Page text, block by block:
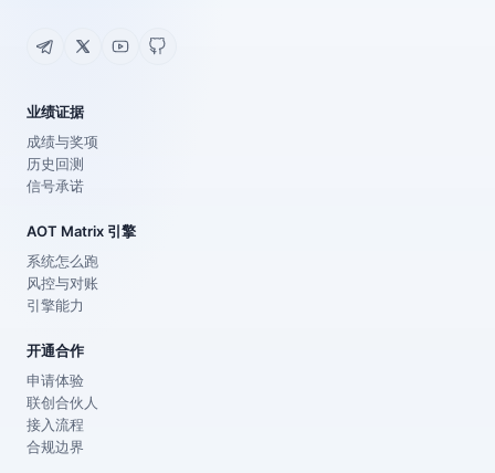
业绩证据
成绩与奖项
历史回测
信号承诺
AOT Matrix 引擎
系统怎么跑
风控与对账
引擎能力
开通合作
申请体验
联创合伙人
接入流程
合规边界